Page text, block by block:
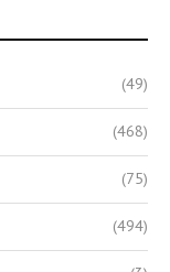
(49)
(468)
(75)
(494)